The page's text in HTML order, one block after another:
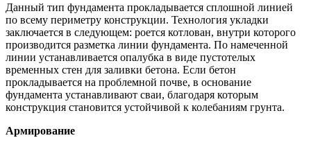
Данный тип фундамента прокладывается сплошной линией
по всему периметру конструкции. Технология укладки
заключается в следующем: роется котлован, внутри которого
производится разметка линии фундамента. По намеченной
линии устанавливается опалубка в виде пустотелых
временных стен для заливки бетона. Если бетон
прокладывается на проблемной почве, в основание
фундамента устанавливают сваи, благодаря которым
конструкция становится устойчивой к колебаниям грунта.
Армирование